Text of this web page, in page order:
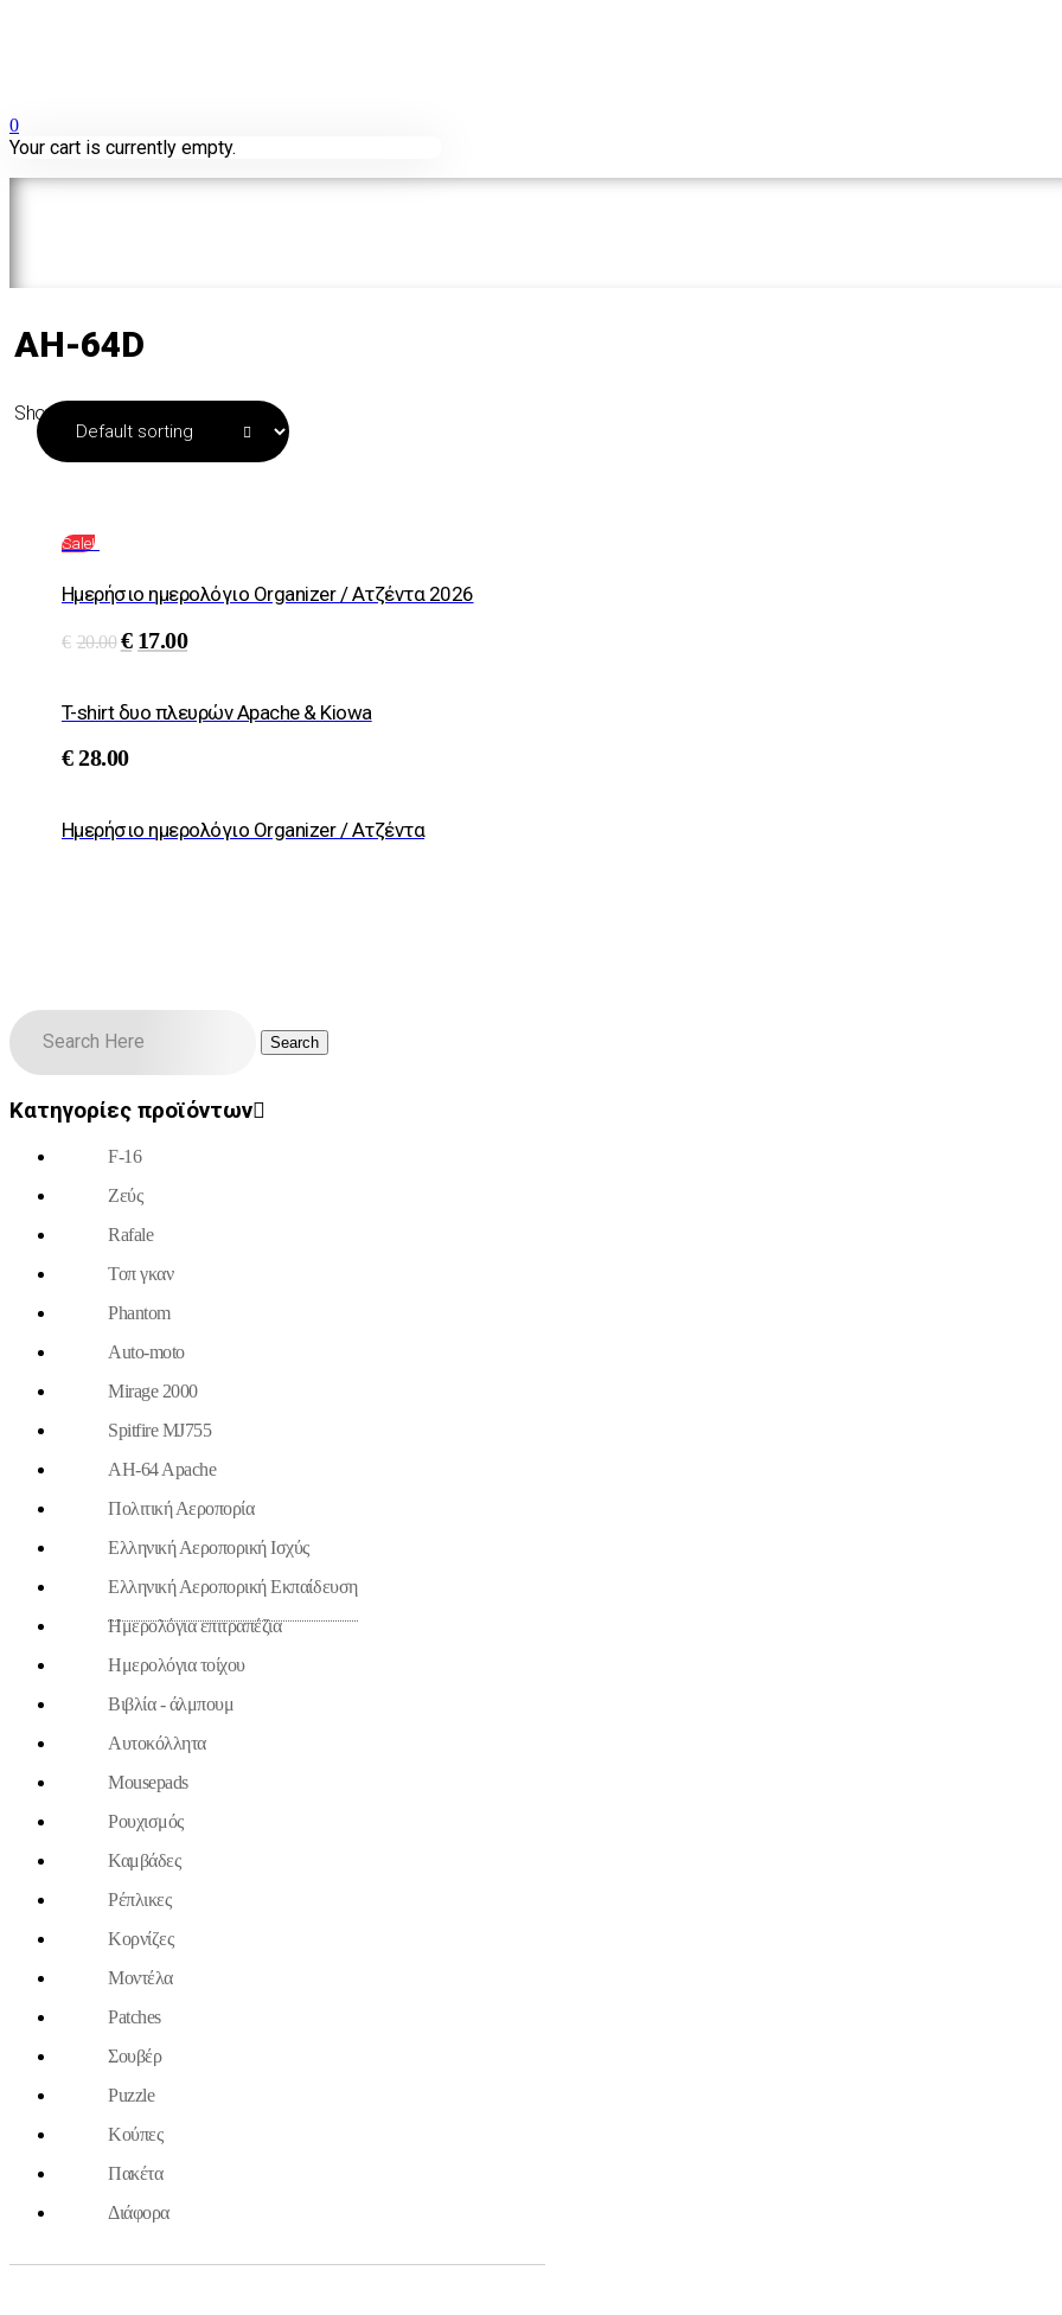
0
Your cart is currently empty.
AH-64D
Showing all 3 results
Sale!
Ημερήσιο ημερολόγιο Organizer / Ατζέντα 2026
€ 20.00 € 17.00
T-shirt δυο πλευρών Αpache & Kiowa
€ 28.00
Ημερήσιο ημερολόγιο Organizer / Ατζέντα
Κατηγορίες προϊόντων
F-16
Ζεύς
Rafale
Τοπ γκαν
Phantom
Auto-moto
Mirage 2000
Spitfire MJ755
AH-64 Apache
Πολιτική Αεροπορία
Ελληνική Αεροπορική Ισχύς
Ελληνική Αεροπορική Εκπαίδευση
Ημερολόγια επιτραπέζια
Ημερολόγια τοίχου
Βιβλία - άλμπουμ
Aυτοκόλλητα
Mousepads
Ρουχισμός
Καμβάδες
Ρέπλικες
Κορνίζες
Μοντέλα
Patches
Σουβέρ
Puzzle
Κούπες
Πακέτα
Διάφορα